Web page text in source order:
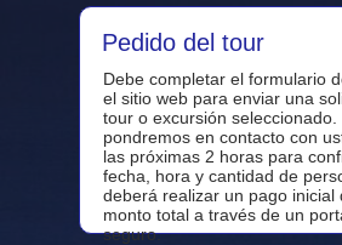
Debe completar el formulario
el sitio web para enviar una
tour o excursión seleccionado.
pondremos en contacto con
las próximas 2 horas para
fecha, hora y cantidad de
deberá realizar un pago inicial
monto total a través de un
seguro.
Pedido del tour